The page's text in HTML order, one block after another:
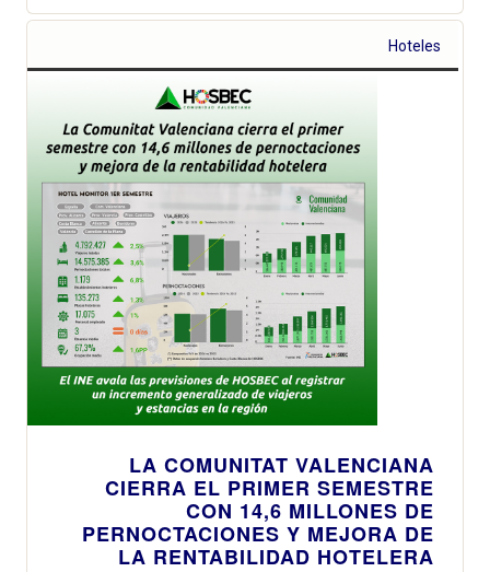
Hoteles
LA COMUNITAT VALENCIANA
CIERRA EL PRIMER SEMESTRE
CON 14,6 MILLONES DE
PERNOCTACIONES Y MEJORA DE
LA RENTABILIDAD HOTELERA